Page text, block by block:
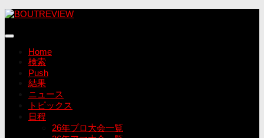
コ
テ
Home
検索
Push
結果
ニュース
トピックス
日程
26年プロ大会一覧